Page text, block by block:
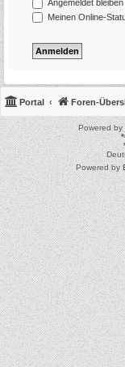
Angemeldet bleiben
Meinen Online-
Portal Foren-
Powered by
*
Powered by